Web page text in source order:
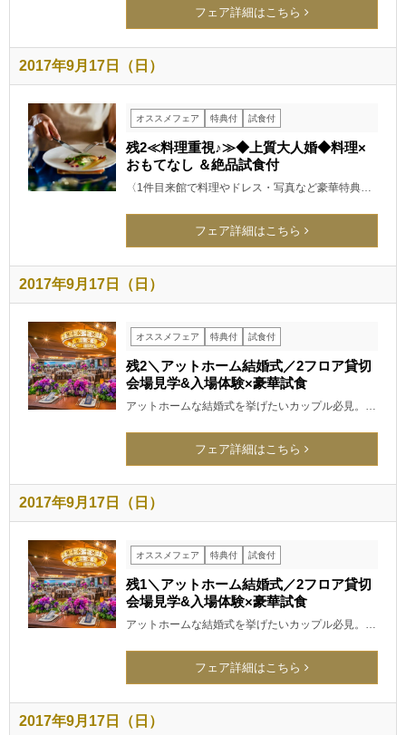
フェア詳細はこちら
2017年9月17日（日）
オススメフェア 特典付 試食付
残2≪料理重視♪≫◆上質大人婚◆料理×
おもてなし ＆絶品試食付
〈1件目来館で料理やドレス・写真など豪華特典…
フェア詳細はこちら
2017年9月17日（日）
オススメフェア 特典付 試食付
残2＼アットホーム結婚式／2フロア貸切
会場見学&入場体験×豪華試食
アットホームな結婚式を挙げたいカップル必見。…
フェア詳細はこちら
2017年9月17日（日）
オススメフェア 特典付 試食付
残1＼アットホーム結婚式／2フロア貸切
会場見学&入場体験×豪華試食
アットホームな結婚式を挙げたいカップル必見。…
フェア詳細はこちら
2017年9月17日（日）